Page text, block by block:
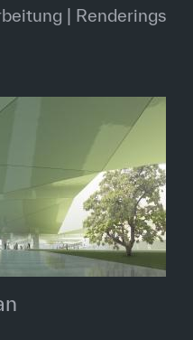
| Renderings